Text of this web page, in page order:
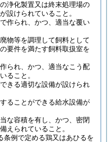
浄化製置又は終末処理場の
設けられていること。
作られ、かつ、適当な覆い
物等を調理して飼料として
要件を満たす飼料取扱室を
られ、かつ、適当なこう配
ること。
きる適切な設備が設けられ
ることができる給水設備が
な容積を有し、かつ、密閉
えられていること。
条例で定める鶏又はあひるを